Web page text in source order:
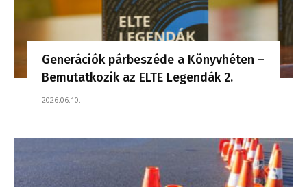
Generációk párbeszéde a Könyvhéten –
Bemutatkozik az ELTE Legendák 2.
2026.06.10.